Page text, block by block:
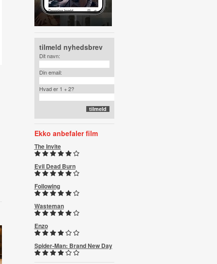
tilmeld nyhedsbrev
Dit navn:
Din email:
Hvad er 1 + 2?
Ekko anbefaler film
The Invite
Evil Dead Burn
Following
Wasteman
Enzo
Spider-Man: Brand New Day